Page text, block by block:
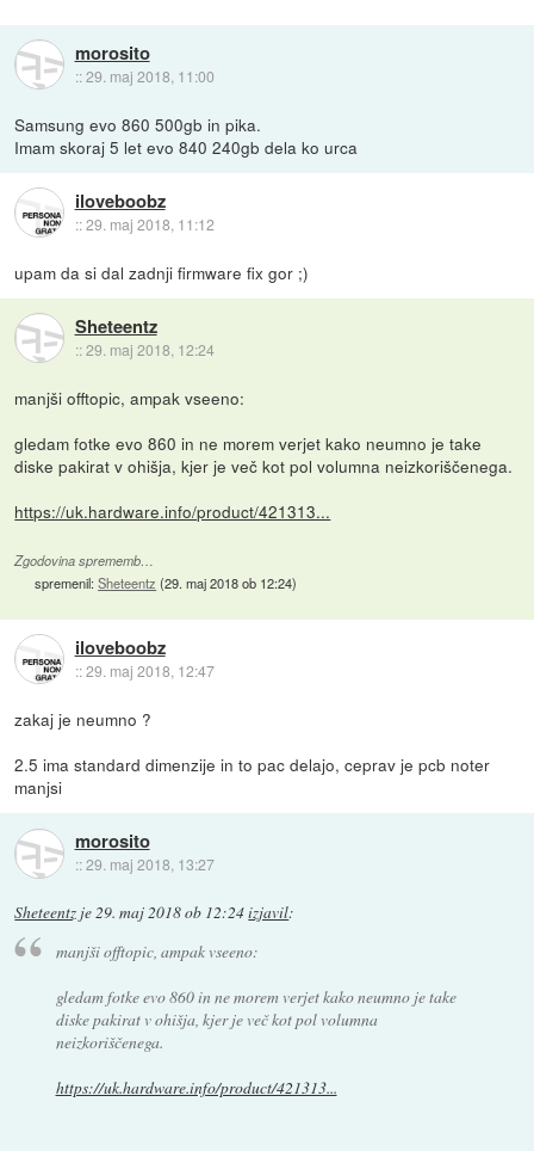
morosito
::29. maj 2018, 11:00
Samsung evo 860 500gb in pika.
Imam skoraj 5 let evo 840 240gb dela ko urca
iloveboobz
::29. maj 2018, 11:12
upam da si dal zadnji firmware fix gor ;)
Sheteentz
::29. maj 2018, 12:24
manjši offtopic, ampak vseeno:
gledam fotke evo 860 in ne morem verjet kako neumno je take
diske pakirat v ohišja, kjer je več kot pol volumna neizkoriščenega.
https://uk.hardware.info/product/421313...
Zgodovina sprememb…
spremenil:Sheteentz (29. maj 2018 ob 12:24)
iloveboobz
::29. maj 2018, 12:47
zakaj je neumno ?
2.5 ima standard dimenzije in to pac delajo, ceprav je pcb noter
manjsi
morosito
::29. maj 2018, 13:27
Sheteentz je29. maj 2018 ob 12:24izjavil:
manjši offtopic, ampak vseeno:
gledam fotke evo 860 in ne morem verjet kako neumno je take
diske pakirat v ohišja, kjer je več kot pol volumna
neizkoriščenega.
https://uk.hardware.info/product/421313...